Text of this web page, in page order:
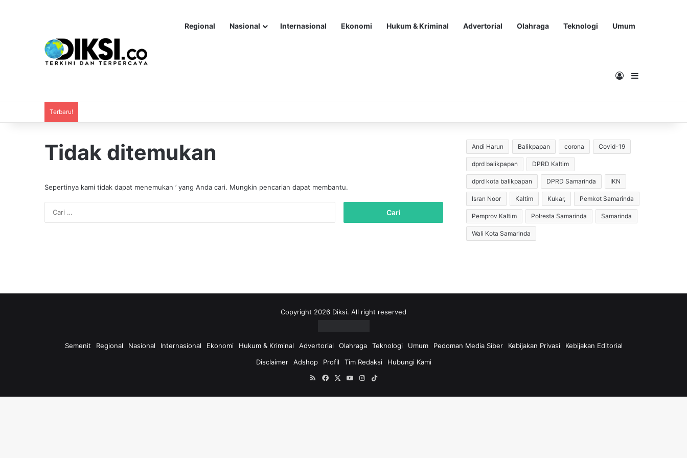
Regional Nasional Internasional Ekonomi Hukum & Kriminal Advertorial Olahraga Teknologi Umum
Masuk
Terbaru!
Tidak ditemukan
Sepertinya kami tidak dapat menemukan ’ yang Anda cari. Mungkin pencarian dapat membantu.
k
Andi Harun Balikpapan corona Covid-19
dprd balikpapan DPRD Kaltim
dprd kota balikpapan DPRD Samarinda IKN
Isran Noor Kaltim Kukar, Pemkot Samarinda
Pemprov Kaltim Polresta Samarinda Samarinda
Wali Kota Samarinda
Copyright 2026 Diksi. All right reserved
Semenit Regional Nasional Internasional Ekonomi Hukum & Kriminal Advertorial Olahraga Teknologi Umum Pedoman Media Siber Kebijakan Privasi
Kebijakan Editorial
Disclaimer
Adshop Profil Tim Redaksi
Hubungi Kami
RSSFacebookYouTubeInstagram
TikTok